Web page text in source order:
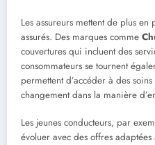
Les assureurs mettent de plus en
assurés. Des marques comme
couvertures qui incluent des
consommateurs se tournent
permettent d’accéder à des
changement dans la manière
Les jeunes conducteurs, par
évoluer avec des offres